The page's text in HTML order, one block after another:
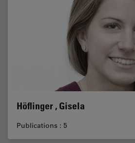
Höflinger , Gisela
Publications : 5